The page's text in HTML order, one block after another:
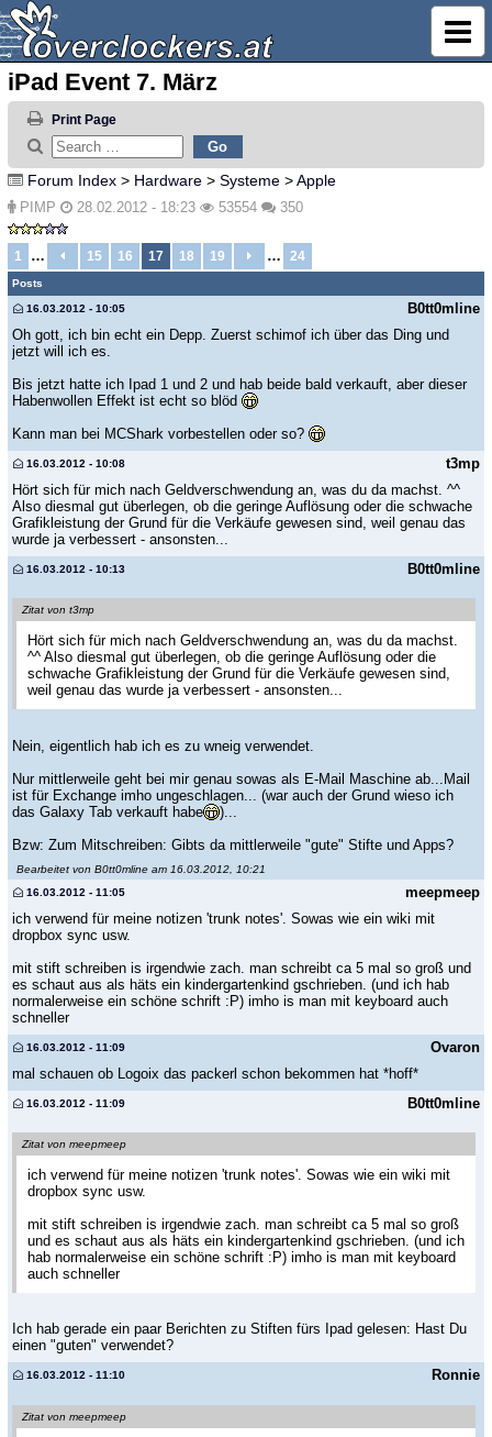
iPad Event 7. März
Print Page
Forum Index > Hardware > Systeme >Apple
PIMP 28.02.2012 - 18:23 53554 350
1 … 15 16 17 18 19 … 24
Posts
B0tt0mline
16.03.2012 - 10:05
Oh gott, ich bin echt ein Depp. Zuerst schimof ich über das Ding und
jetzt will ich es.
Bis jetzt hatte ich Ipad 1 und 2 und hab beide bald verkauft, aber dieser
Habenwollen Effekt ist echt so blöd
Kann man bei MCShark vorbestellen oder so?
t3mp
16.03.2012 - 10:08
Hört sich für mich nach Geldverschwendung an, was du da machst. ^^
Also diesmal gut überlegen, ob die geringe Auflösung oder die schwache
Grafikleistung der Grund für die Verkäufe gewesen sind, weil genau das
wurde ja verbessert - ansonsten...
B0tt0mline
16.03.2012 - 10:13
Zitat von t3mp
Hört sich für mich nach Geldverschwendung an, was du da machst.
^^ Also diesmal gut überlegen, ob die geringe Auflösung oder die
schwache Grafikleistung der Grund für die Verkäufe gewesen sind,
weil genau das wurde ja verbessert - ansonsten...
Nein, eigentlich hab ich es zu wneig verwendet.
Nur mittlerweile geht bei mir genau sowas als E-Mail Maschine ab...Mail
ist für Exchange imho ungeschlagen... (war auch der Grund wieso ich
das Galaxy Tab verkauft habe
)...
Bzw: Zum Mitschreiben: Gibts da mittlerweile "gute" Stifte und Apps?
Bearbeitet von B0tt0mline am 16.03.2012, 10:21
meepmeep
16.03.2012 - 11:05
ich verwend für meine notizen 'trunk notes'. Sowas wie ein wiki mit
dropbox sync usw.
mit stift schreiben is irgendwie zach. man schreibt ca 5 mal so groß und
es schaut aus als häts ein kindergartenkind gschrieben. (und ich hab
normalerweise ein schöne schrift :P) imho is man mit keyboard auch
schneller
Ovaron
16.03.2012 - 11:09
mal schauen ob Logoix das packerl schon bekommen hat *hoff*
B0tt0mline
16.03.2012 - 11:09
Zitat von meepmeep
ich verwend für meine notizen 'trunk notes'. Sowas wie ein wiki mit
dropbox sync usw.
mit stift schreiben is irgendwie zach. man schreibt ca 5 mal so groß
und es schaut aus als häts ein kindergartenkind gschrieben. (und ich
hab normalerweise ein schöne schrift :P) imho is man mit keyboard
auch schneller
Ich hab gerade ein paar Berichten zu Stiften fürs Ipad gelesen: Hast Du
einen "guten" verwendet?
Ronnie
16.03.2012 - 11:10
Zitat von meepmeep